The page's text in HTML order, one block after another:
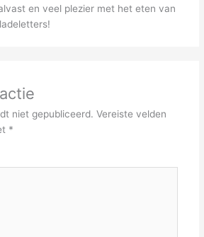
en veel plezier met het eten van
niet gepubliceerd. Vereiste velden
*